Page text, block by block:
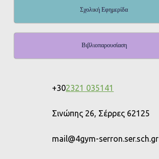
Σχολική Εφημερίδα
Βιβλιοπαρουσίαση
+302321 035141
Σινώπης 26, Σέρρες 62125
mail@4gym-serron.ser.sch.gr